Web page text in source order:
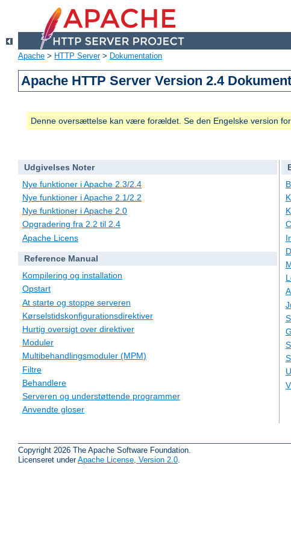
Apache > HTTP Server> Dokumentation
Apache HTTP Server Version 2.4
Denne oversættelse kan være forældet. Se den Engelske version
Udgivelses Noter
Nye funktioner i Apache 2.3/2.4
Nye funktioner i Apache 2.1/2.2
Nye funktioner i Apache 2.0
Opgradering fra 2.2 til 2.4
Apache Licens
Reference Manual
Kompilering og installation
Opstart
At starte og stoppe serveren
Kørselstidskonfigurationsdirektiver
Hurtig oversigt over direktiver
Moduler
Multibehandlingsmoduler (MPM)
Filtre
Behandlere
Serveren og understøttende programmer
Anvendte gloser
Copyright 2026 The Apache Software Foundation.
Licenseret underApache License, Version 2.0